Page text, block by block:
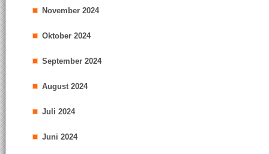
November 2024
Oktober 2024
September 2024
August 2024
Juli 2024
Juni 2024